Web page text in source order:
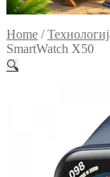
Home /
SmartWatch X50
🔍